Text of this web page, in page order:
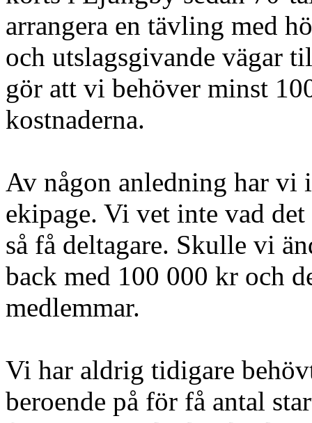
arrangera en tävling med
och utslagsgivande vägar
gör att vi behöver minst
kostnaderna.
Av någon anledning har vi
ekipage. Vi vet inte vad
så få deltagare. Skulle vi
back med 100 000 kr och
medlemmar.
Vi har aldrig tidigare
beroende på för få antal